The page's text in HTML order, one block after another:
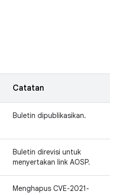
Catatan
Buletin dipublikasikan.
Buletin direvisi untuk
menyertakan link AOSP.
Menghapus CVE-2021-